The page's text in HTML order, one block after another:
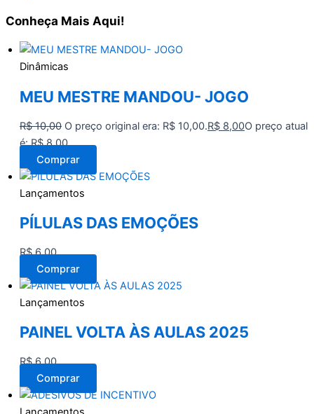
Conheça Mais Aqui!
Dinâmicas
MEU MESTRE MANDOU- JOGO
R$10,00 O preço original era: R$ 10,00.R$ 8,00O preço atual
é: R$ 8,00.
Comprar
Lançamentos
PÍLULAS DAS EMOÇÕES
R$6,00
Comprar
Lançamentos
PAINEL VOLTA ÀS AULAS 2025
R$6,00
Comprar